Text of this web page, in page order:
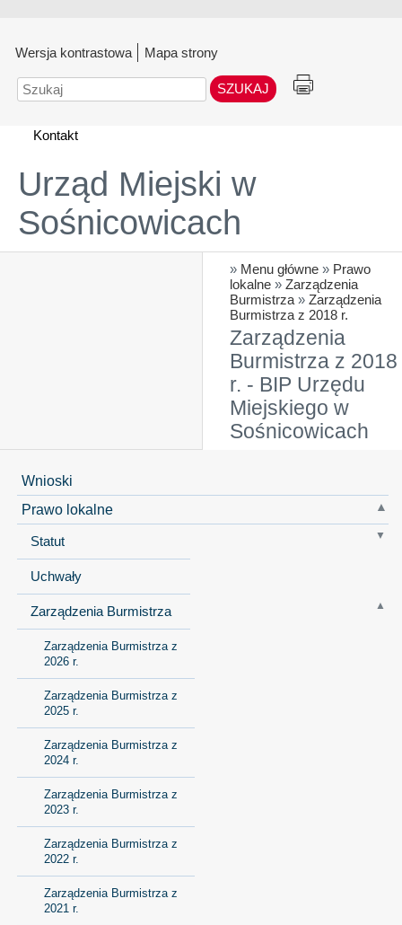
Wersja kontrastowa Mapa strony
Szukaj
Kontakt
Urząd Miejski w
Sośnicowicach
» Menu główne » Prawo
lokalne » Zarządzenia
Burmistrza » Zarządzenia
Burmistrza z 2018 r.
Zarządzenia
Burmistrza z 2018
r. - BIP Urzędu
Miejskiego w
Sośnicowicach
Wnioski
Prawo lokalne
Statut
Uchwały
Zarządzenia Burmistrza
Zarządzenia Burmistrza z
2026 r.
Zarządzenia Burmistrza z
2025 r.
Zarządzenia Burmistrza z
2024 r.
Zarządzenia Burmistrza z
2023 r.
Zarządzenia Burmistrza z
2022 r.
Zarządzenia Burmistrza z
2021 r.